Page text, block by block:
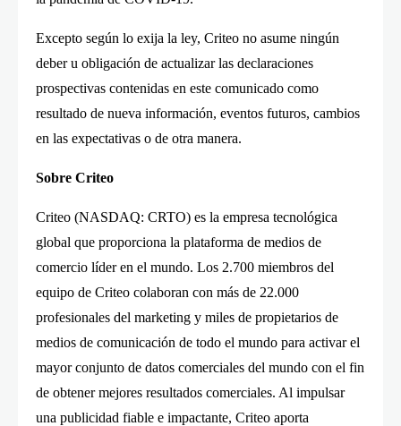
Excepto según lo exija la ley, Criteo no asume ningún
deber u obligación de actualizar las declaraciones
prospectivas contenidas en este comunicado como
resultado de nueva información, eventos futuros, cambios
en las expectativas o de otra manera.
Sobre Criteo
Criteo (NASDAQ: CRTO) es la empresa tecnológica
global que proporciona la plataforma de medios de
comercio líder en el mundo. Los 2.700 miembros del
equipo de Criteo colaboran con más de 22.000
profesionales del marketing y miles de propietarios de
medios de comunicación de todo el mundo para activar el
mayor conjunto de datos comerciales del mundo con el fin
de obtener mejores resultados comerciales. Al impulsar
una publicidad fiable e impactante, Criteo aporta